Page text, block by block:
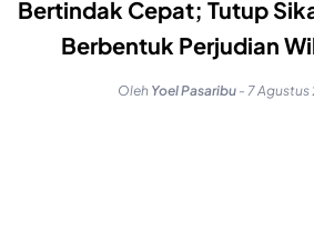
Bertindak Cepat; Tutup
Berbentuk Perjudian
Oleh Yoel Pasaribu - 7 Agustus